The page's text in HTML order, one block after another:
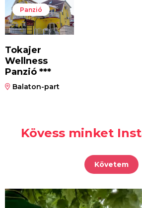
Panzió
Tokajer
Wellness
Panzió ***
Balaton-part
Kövess minket
Követem